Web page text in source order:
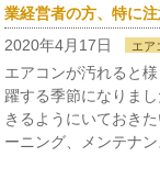
業経営者の方、特に
2020年4月17日
エア
エアコンが汚れると
躍する季節になりま
きるようにいておき
ーニング、メンテナ